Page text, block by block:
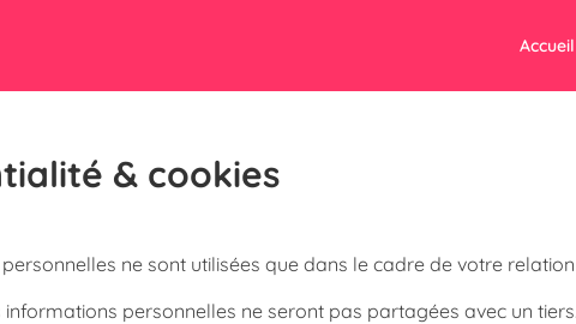
Accueil
& cookies
ne sont utilisées que dans le cadre de votre
informations personnelles ne seront pas partagées avec un